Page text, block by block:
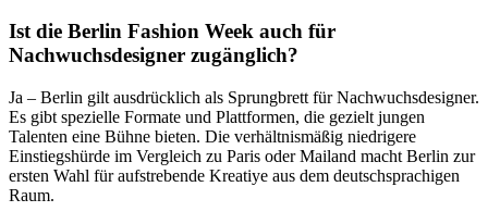
Ist die Berlin Fashion Week auch für
Nachwuchsdesigner zugänglich?
Ja – Berlin gilt ausdrücklich als Sprungbrett für Nachwuchsdesigner.
Es gibt spezielle Formate und Plattformen, die gezielt jungen
Talenten eine Bühne bieten. Die verhältnismäßig niedrigere
Einstiegshürde im Vergleich zu Paris oder Mailand macht Berlin zur
ersten Wahl für aufstrebende Kreatiye aus dem deutschsprachigen
Raum.